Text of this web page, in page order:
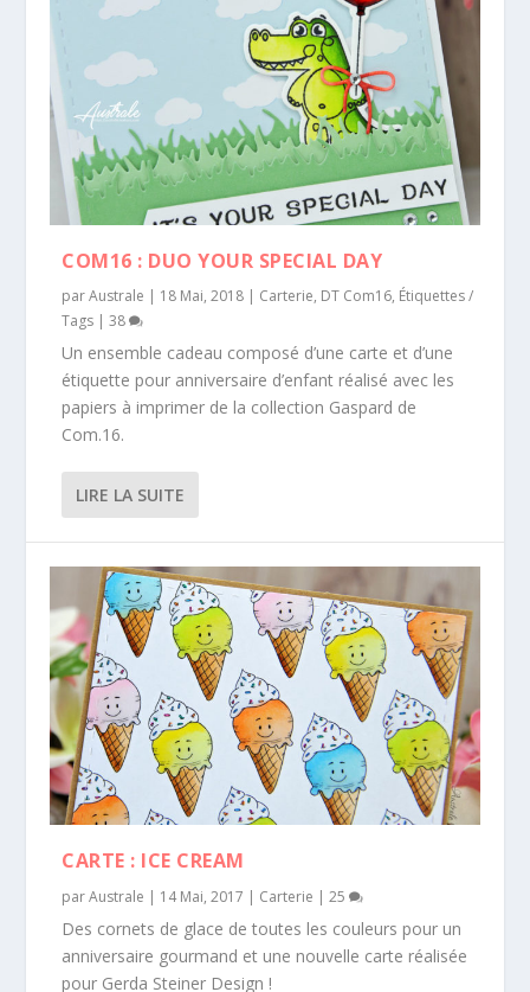
COM16 : DUO YOUR SPECIAL DAY
parAustrale | 18 Mai, 2018 | Carterie, DT Com16, Étiquettes /
Tags |38
Un ensemble cadeau composé d’une carte et d’une
étiquette pour anniversaire d’enfant réalisé avec les
papiers à imprimer de la collection Gaspard de
Com.16.
LIRE LA SUITE
CARTE : ICE CREAM
parAustrale | 14 Mai, 2017 | Carterie |25
Des cornets de glace de toutes les couleurs pour un
anniversaire gourmand et une nouvelle carte réalisée
pour Gerda Steiner Design !